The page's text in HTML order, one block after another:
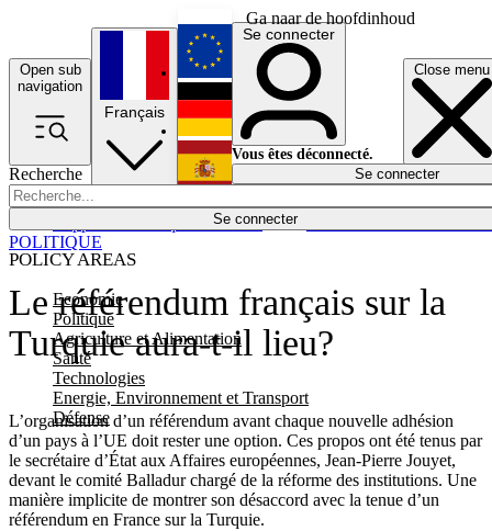
Ga naar de hoofdinhoud
Open sub
navigation
Close menu
Recherche
Se connecter
POLICY AREAS
Economie
Politique
Agriculture et Alimentation
Santé
Technologies
Energie, Environnement et Transport
Défense
Économie
Français
English
Deutsch
Español
Se connecter
Vous êtes déconnecté.
Se connecter
Le référendum français sur la
Turquie aura-t-il lieu?
L’organisation d’un référendum avant chaque nouvelle adhésion
d’un pays à l’UE doit rester une option. Ces propos ont été tenus par
le secrétaire d’État aux Affaires européennes, Jean-Pierre Jouyet,
devant le comité Balladur chargé de la réforme des institutions. Une
manière implicite de montrer son désaccord avec la tenue d’un
référendum en France sur la Turquie.
POLITIQUE